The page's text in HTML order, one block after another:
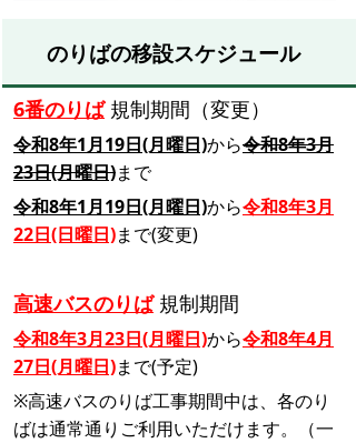
のりばの移設スケジュール
6番のりば 規制期間（変更）
令和8年1月19日(月曜日)から令和8年3月
23日(月曜日)まで
令和8年1月19日(月曜日)から令和8年3月
22日(日曜日)まで(変更)
高速バスのりば 規制期間
令和8年3月23日(月曜日)から令和8年4月
27日(月曜日)まで(予定)
※高速バスのりば工事期間中は、 各のり
ばは通常通りご利用いただけます。（一